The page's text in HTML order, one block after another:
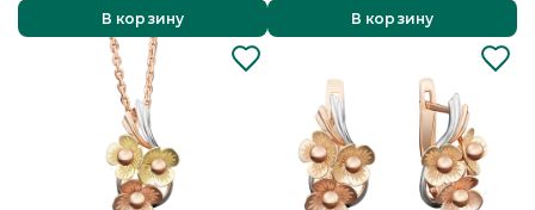
В корзину
В корзину